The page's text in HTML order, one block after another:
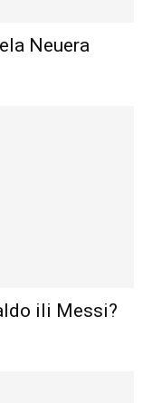
Neuera
ili Messi?